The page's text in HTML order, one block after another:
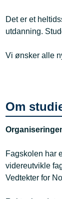
Det er et
utdanning.
Vi ønsker alle
Om
Fagskolen har
videreutvikle
Vedtekter for